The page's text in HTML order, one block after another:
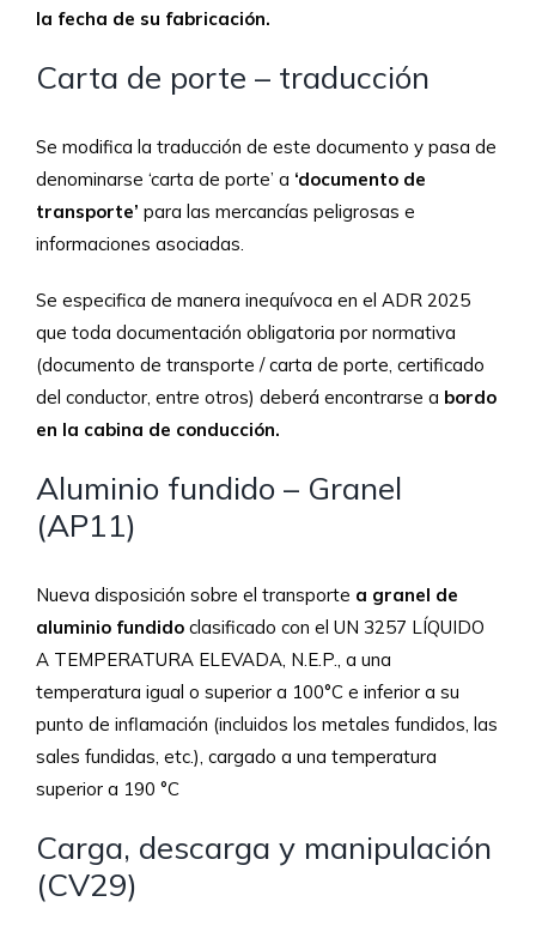
la fecha de su fabricación.
Carta de porte – traducción
Se modifica la traducción de este documento y pasa de
denominarse ‘carta de porte’ a ‘documento de
transporte’ para las mercancías peligrosas e
informaciones asociadas.
Se especifica de manera inequívoca en el ADR 2025
que toda documentación obligatoria por normativa
(documento de transporte / carta de porte, certificado
del conductor, entre otros) deberá encontrarse a bordo
en la cabina de conducción.
Aluminio fundido – Granel
(AP11)
Nueva disposición sobre el transporte a granel de
aluminio fundido clasificado con el UN 3257 LÍQUIDO
A TEMPERATURA ELEVADA, N.E.P., a una
temperatura igual o superior a 100°C e inferior a su
punto de inflamación (incluidos los metales fundidos, las
sales fundidas, etc.), cargado a una temperatura
superior a 190 °C
Carga, descarga y manipulación
(CV29)